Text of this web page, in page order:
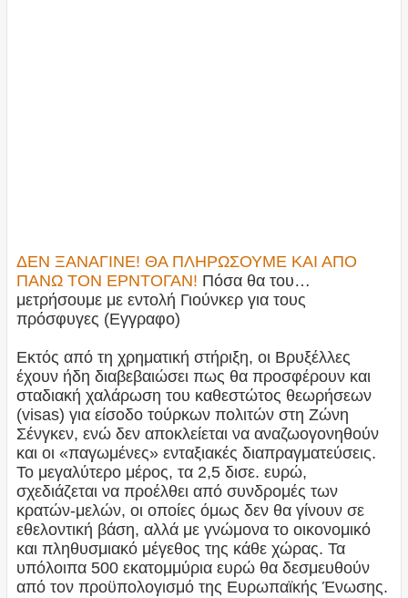
ΔΕΝ ΞΑΝΑΓΙΝΕ! ΘΑ ΠΛΗΡΩΣΟΥΜΕ ΚΑΙ ΑΠΟ
ΠΑΝΩ ΤΟΝ ΕΡΝΤΟΓΑΝ! Πόσα θα του…
μετρήσουμε με εντολή Γιούνκερ για τους
πρόσφυγες (Εγγραφο)
Εκτός από τη χρηματική στήριξη, οι Βρυξέλλες
έχουν ήδη διαβεβαιώσει πως θα προσφέρουν και
σταδιακή χαλάρωση του καθεστώτος θεωρήσεων
(visas) για είσοδο τούρκων πολιτών στη Ζώνη
Σένγκεν, ενώ δεν αποκλείεται να αναζωογονηθούν
και οι «παγωμένες» ενταξιακές διαπραγματεύσεις.
Το μεγαλύτερο μέρος, τα 2,5 δισε. ευρώ,
σχεδιάζεται να προέλθει από συνδρομές των
κρατών-μελών, οι οποίες όμως δεν θα γίνουν σε
εθελοντική βάση, αλλά με γνώμονα το οικονομικό
και πληθυσμιακό μέγεθος της κάθε χώρας. Τα
υπόλοιπα 500 εκατομμύρια ευρώ θα δεσμευθούν
από τον προϋπολογισμό της Ευρωπαϊκής Ένωσης.